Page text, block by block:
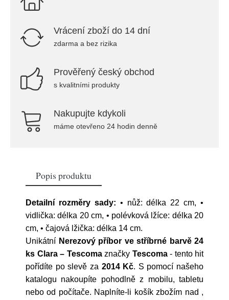
Vrácení zboží do 14 dní
zdarma a bez rizika
Prověřený český obchod
s kvalitními produkty
Nakupujte kdykoli
máme otevřeno 24 hodin denně
Popis produktu
Detailní rozměry sady: • nůž: délka 22 cm, •
vidlička: délka 20 cm, • polévková lžíce: délka 20
cm, • čajová lžička: délka 14 cm.
Unikátní Nerezový příbor ve stříbrné barvě 24
ks Clara – Tescomaznačky Tescoma- tento hit
pořídíte po slevě za 2014 Kč. S pomocí našeho
katalogu nakoupíte pohodlně z mobilu, tabletu
nebo od počítače. Naplníte-li košík zbožím nad ,